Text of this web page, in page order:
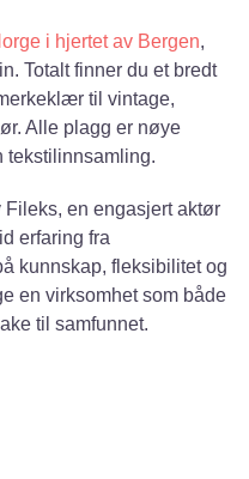
i hjertet av Bergen,
Totalt finner du et bredt
til vintage,
Alle plagg er nøye
tekstilinnsamling.
en engasjert aktør
erfaring fra
kunnskap, fleksibilitet og
en virksomhet som både
til samfunnet.